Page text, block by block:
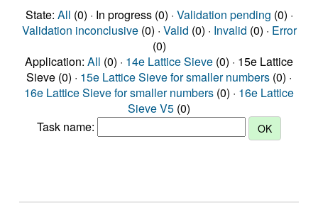
State: All (0) · In progress (0) · Validation pending (0) ·
Validation inconclusive(0) · Valid (0) · Invalid (0) · Error
(0)
Application: All (0) · 14e Lattice Sieve (0) · 15e Lattice
Sieve (0) · 15e Lattice Sieve for smaller numbers (0) ·
16e Lattice Sieve for smaller numbers (0) · 16e Lattice
Sieve V5 (0)
Task name: